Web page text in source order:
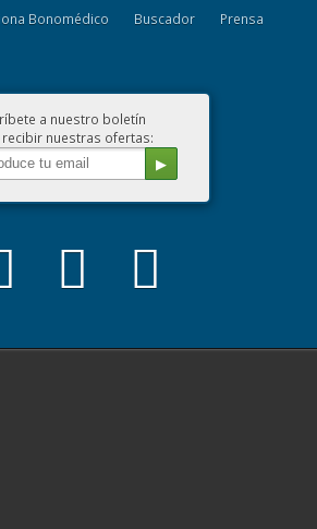
Bonomédico Buscador
Prensa
a nuestro boletín
nuestras ofertas: